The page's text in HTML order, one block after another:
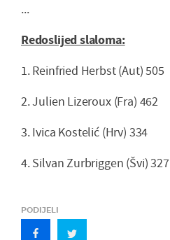
...
Redoslijed slaloma:
1. Reinfried Herbst (Aut) 505
2. Julien Lizeroux (Fra) 462
3. Ivica Kostelić (Hrv) 334
4. Silvan Zurbriggen (Švi) 327
PODIJELI